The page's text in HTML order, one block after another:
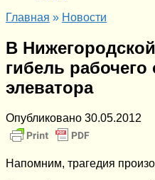
Главная » Новости
В
гибель
элеватора
Опубликовано 30.05.2012
Напомним, трагедия